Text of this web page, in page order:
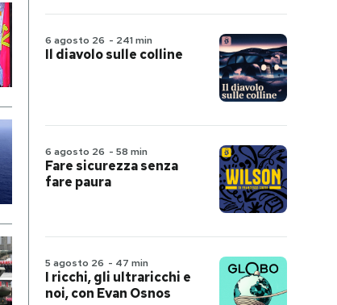
6 agosto 26 - 241 min
Il diavolo sulle colline
6 agosto 26 - 58 min
Fare sicurezza senza
fare paura
5 agosto 26 - 47 min
I ricchi, gli ultraricchi e
noi, con Evan Osnos